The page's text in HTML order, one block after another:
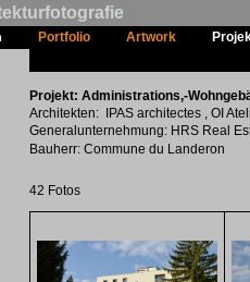
Portfolio Artwork
Projekt: Administrations,-
Architekten: IPAS architectes , OI
Generalunternehmung: HRS Real
Bauherr: Commune du Landeron
42 Fotos